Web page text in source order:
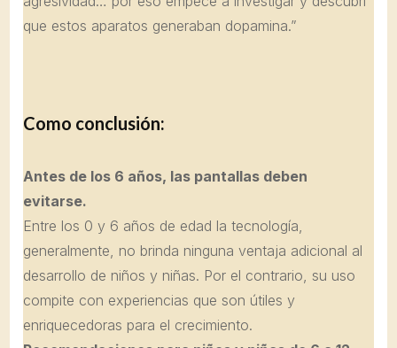
que estos aparatos generaban dopamina.”
Como conclusión:
Antes de los 6 años, las pantallas deben
evitarse.
Entre los 0 y 6 años de edad la tecnología,
generalmente, no brinda ninguna ventaja adicional al
desarrollo de niños y niñas. Por el contrario, su uso
compite con experiencias que son útiles y
enriquecedoras para el crecimiento.